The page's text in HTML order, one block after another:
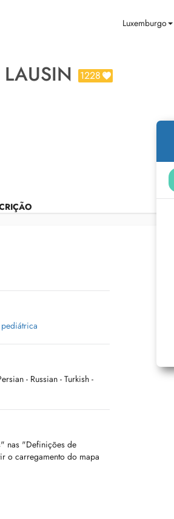
Luxemburgo
LAUSIN 1228
- Russian - Turkish -
nas "Definições de
o carregamento do mapa